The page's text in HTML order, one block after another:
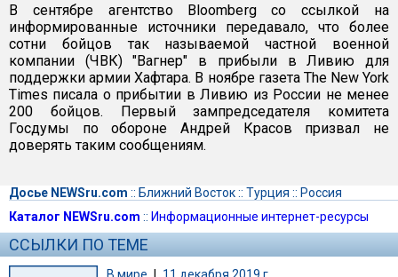
В сентябре агентство Bloomberg со ссылкой на
информированные источники передавало, что более
сотни бойцов так называемой частной военной
компании (ЧВК) "Вагнер" в прибыли в Ливию для
поддержки армии Хафтара. В ноябре газета The New York
Times писала о прибытии в Ливию из России не менее
200 бойцов. Первый зампредседателя комитета
Госдумы по обороне Андрей Красов призвал не
доверять таким сообщениям.
Досье NEWSru.com :: Ближний Восток:: Турция :: Россия
Каталог NEWSru.com :: Информационные интернет-ресурсы
ССЫЛКИ ПО ТЕМЕ
В мире | 11 декабря 2019 г.,